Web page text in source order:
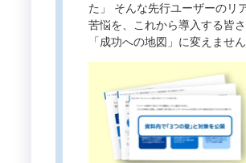
た」 そんな先行ユーザーのリ
苦悩を、これから導入する皆
「成功への地図」に変えませ